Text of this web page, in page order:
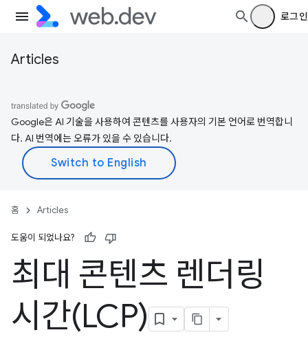
로그인
Articles
Google은 AI 기술을 사용하여 콘텐츠를 사용자의 기본 언어로 번역합니
다. AI 번역에는 오류가 있을 수 있습니다.
홈 Articles
도움이 되었나요?
최대 콘텐츠 렌더링
시간(LCP)